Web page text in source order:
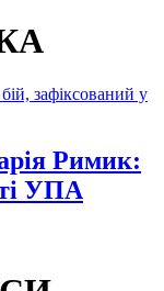
Римик:
УПА